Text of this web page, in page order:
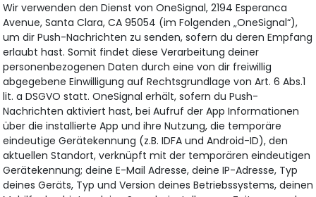
Wir verwenden den Dienst von OneSignal, 2194 Esperanca
Avenue, Santa Clara, CA 95054 (im Folgenden „OneSignal“),
um dir Push-Nachrichten zu senden, sofern du deren Empfang
erlaubt hast. Somit findet diese Verarbeitung deiner
personenbezogenen Daten durch eine von dir freiwillig
abgegebene Einwilligung auf Rechtsgrundlage von Art. 6 Abs.1
lit. a DSGVO statt. OneSignal erhält, sofern du Push-
Nachrichten aktiviert hast, bei Aufruf der App Informationen
über die installierte App und ihre Nutzung, die temporäre
eindeutige Gerätekennung (z.B. IDFA und Android-ID), den
aktuellen Standort, verknüpft mit der temporären eindeutigen
Gerätekennung; deine E-Mail Adresse, deine IP-Adresse, Typ
deines Geräts, Typ und Version deines Betriebssystems, deinen